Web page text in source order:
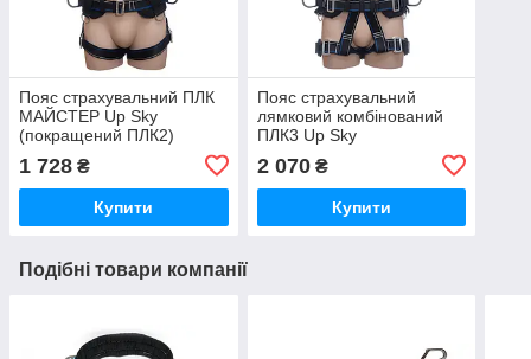
Пояс страхувальний ПЛК
МАЙСТЕР Up Sky
(покращений ПЛК2)
1 728 ₴
Купити
Пояс страхувальний
лямковий комбінований
ПЛК3 Up Sky
2 070₴
Купити
Подібні товари компанії